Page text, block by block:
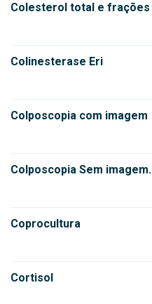
Colesterol total e frações
Colinesterase Eri
Colposcopia com imagem
Colposcopia Sem imagem.
Coprocultura
Cortisol